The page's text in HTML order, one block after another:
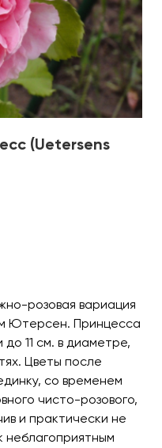
(Uetersens
розовая вариация
Ютерсен. Принцесса
11 см. в диаметре,
Цветы после
со временем
чисто-розового,
и практически не
неблагоприятным